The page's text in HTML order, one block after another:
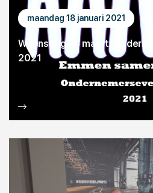
maandag 18 januari 2021
Woensdag 24 maart:
2021